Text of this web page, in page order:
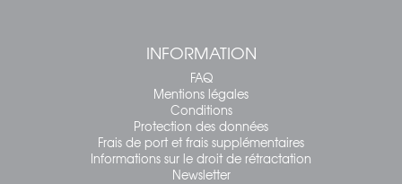
INFORMATION
FAQ
Mentions légales
Conditions
Protection des données
Frais de port et frais supplémentaires
Informations sur le droit de rétractation
Newsletter